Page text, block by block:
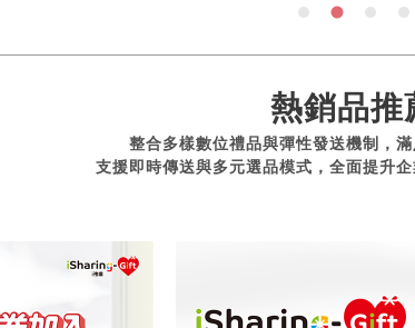
熱銷品推
整合多樣數位禮品與彈性發送機制，滿
支援即時傳送與多元選品模式，全面提升